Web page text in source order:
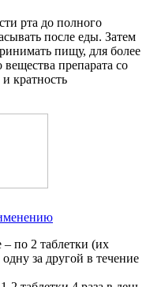
рта до полного
после еды. Затем
пищу, для более
препарата со
кратность
– по 2 таблетки (их
за другой в течение